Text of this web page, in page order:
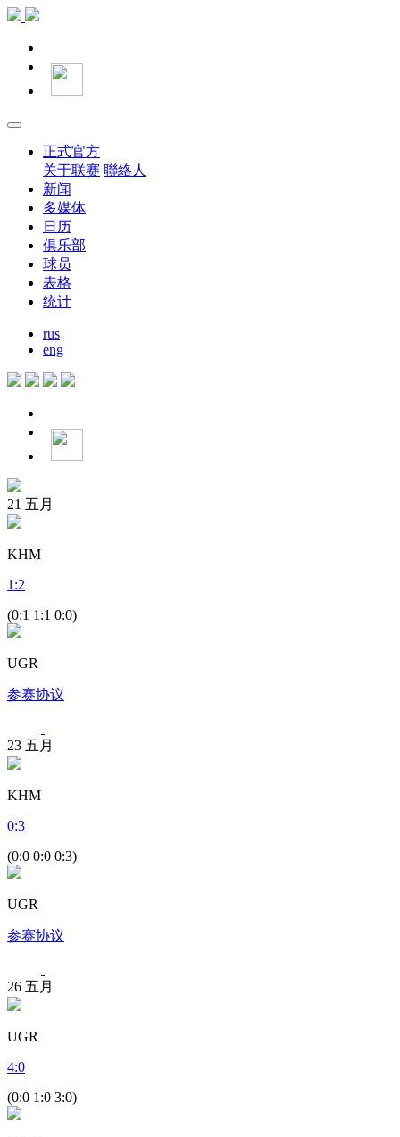
正式官方
关于联赛 聯絡人
新闻
多媒体
日历
俱乐部
球员
表格
统计
rus
eng
21 五月
KHM
1 :2
(0:1 1:1 0:0)
UGR
参赛协议
23 五月
KHM
0:3
(0:0 0:0 0:3)
UGR
参赛协议
26 五月
UGR
4:0
(0:0 1:0 3:0)